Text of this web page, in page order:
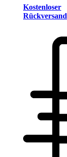
Kostenloser
Rückversand